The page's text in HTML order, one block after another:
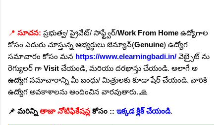
📍 సూచన: ప్రభుత్వ/ ప్రైవేట్/ సాఫ్ట్వేర్/Work From Home ఉద్యోగాల
కోసం ఎదురు చూస్తున్న అభ్యర్థులు జెన్యూన్(Genuine) ఉద్యోగ
సమాచారం కోసం మన https://www.elearningbadi.in/ వెబ్సైట్ ను
రెగ్యులర్ గా Visit చేయండి, మరియు దరఖాస్తు చేయండి. అలాగే అ
ఉద్యోగ సమాచారాన్ని మీ బంధు/ మిత్రులకు కూడా షేర్ చేయండి. వారికి
ఉద్యోగ అవకాశాలను అందించిన వారవుతారు..🙏
📌 మరిన్నితాజా నోటిఫికేషన్ల కోసం :: ఇక్కడ క్లిక్ చేయండి.